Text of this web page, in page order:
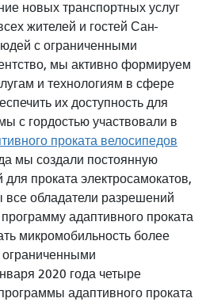
новых транспортных услуг
жителей и гостей Сан-
с ограниченными
мы активно формируем
и технологиям в сфере
их доступность для
с гордостью участвовали в
проката велосипедов
мы создали постоянную
проката электросамокатов,
обладатели разрешений
адаптивного проката
микромобильность более
2020 года четыре
адаптивного проката